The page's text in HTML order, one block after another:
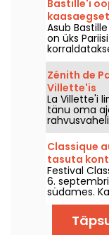
Bastille'i
jaoks
Asub
on üks
kaasaegne
ning on
Zénith de
Villette'is
La Villette'i
tänu oma
pealinna
Classique
tasuta
Festival
6.
südames.
Vert
nautima